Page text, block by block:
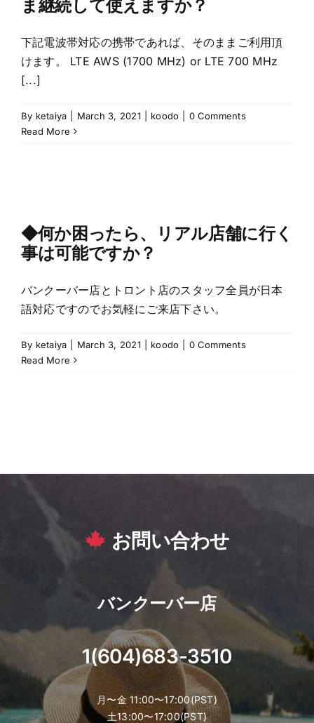
ま継続して使えますか？
下記電波帯対応の携帯であれば、そのままご利用頂
けます。 LTE AWS (1700 MHz) or LTE 700 MHz
[...]
By ketaiya March 3, 2021 koodo
0 Comments
Read More
◆何か困ったら、リアル店舗に行く
事は可能ですか？
バンクーバー店とトロント店のスタッフ全員が日本
語対応ですのでお気軽にご来店下さい。
By ketaiya March 3, 2021 koodo
0 Comments
Read More
お問い合わせ
バンクーバー店
1(604)683-3510
月〜金 11:00〜17:00(PST)
土13:00〜17:00(PST)